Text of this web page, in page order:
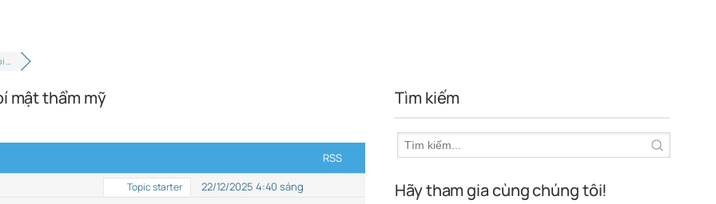
mật thẩm mỹ
RSS
Topic starter 22/12/2025 4:40 sáng
Tìm kiếm
Hãy tham gia cùng chúng tôi!